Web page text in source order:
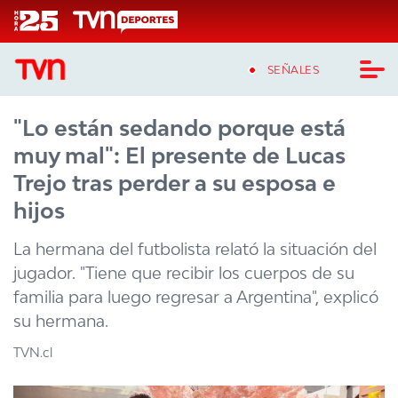
Click acá para ir directamente al contenido
SEÑALES
CASTING MASTERCHEF CHILE
CASTING TVN VERTICAL
TVN VERTICAL
TVN PLAY
PROGRAMAS
NTV
"Lo están sedando porque está
muy mal": El presente de Lucas
Trejo tras perder a su esposa e
hijos
La hermana del futbolista relató la situación del
jugador. "Tiene que recibir los cuerpos de su
familia para luego regresar a Argentina", explicó
su hermana.
TVN.cl